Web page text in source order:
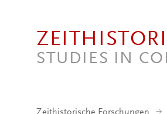
STUDIES IN